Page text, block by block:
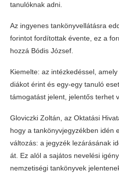
tanulóknak adni.
Az ingyenes tankönyvellátásra
forintot fordítottak évente, ez a
hozzá Bódis József.
Kiemelte: az intézkedéssel,
diákot érint és egy-egy tanuló
támogatást jelent, jelentős terhet
Gloviczki Zoltán, az Oktatási
hogy a tankönyvjegyzékben idén
változás: a jegyzék lezárásának
át. Ez alól a sajátos nevelési
nemzetiségi tankönyvek